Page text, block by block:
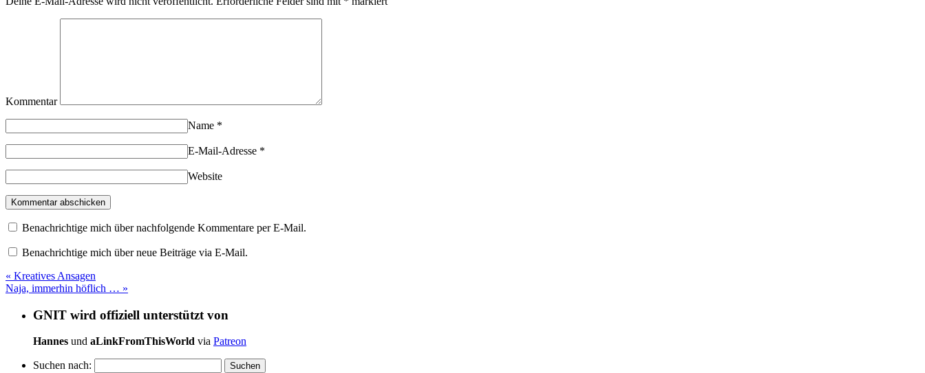
Kommentar
Name *
E-Mail-Adresse *
Website
Benachrichtige mich über nachfolgende Kommentare per E-Mail.
Benachrichtige mich über neue Beiträge via E-Mail.
« Kreatives Ansagen
Naja, immerhin höflich … »
GNIT wird offiziell unterstützt von
Hannes und aLinkFromThisWorld via Patreon
Suchen nach: